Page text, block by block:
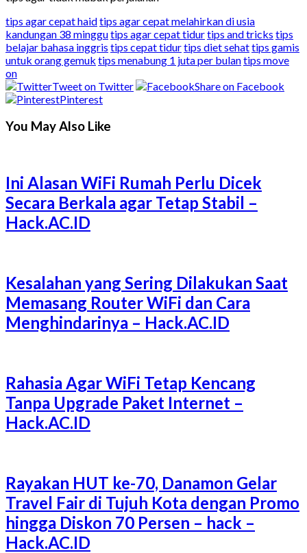
tips agar cepat haidtips agar cepat melahirkan di usia
kandungan 38 minggutips agar cepat tidurtips and tricks tips
belajar bahasa inggris tips cepat tidurtips diet sehattips gamis
untuk orang gemuk tips menabung 1 juta per bulantips move
on
Tweet on Twitter
Share on Facebook
Pinterest
You May Also Like
Ini Alasan WiFi Rumah Perlu Dicek
Secara Berkala agar Tetap Stabil –
Hack.AC.ID
Kesalahan yang Sering Dilakukan Saat
Memasang Router WiFi dan Cara
Menghindarinya – Hack.AC.ID
Rahasia Agar WiFi Tetap Kencang
Tanpa Upgrade Paket Internet –
Hack.AC.ID
Rayakan HUT ke-70, Danamon Gelar
Travel Fair di Tujuh Kota dengan Promo
hingga Diskon 70 Persen – hack –
Hack.AC.ID